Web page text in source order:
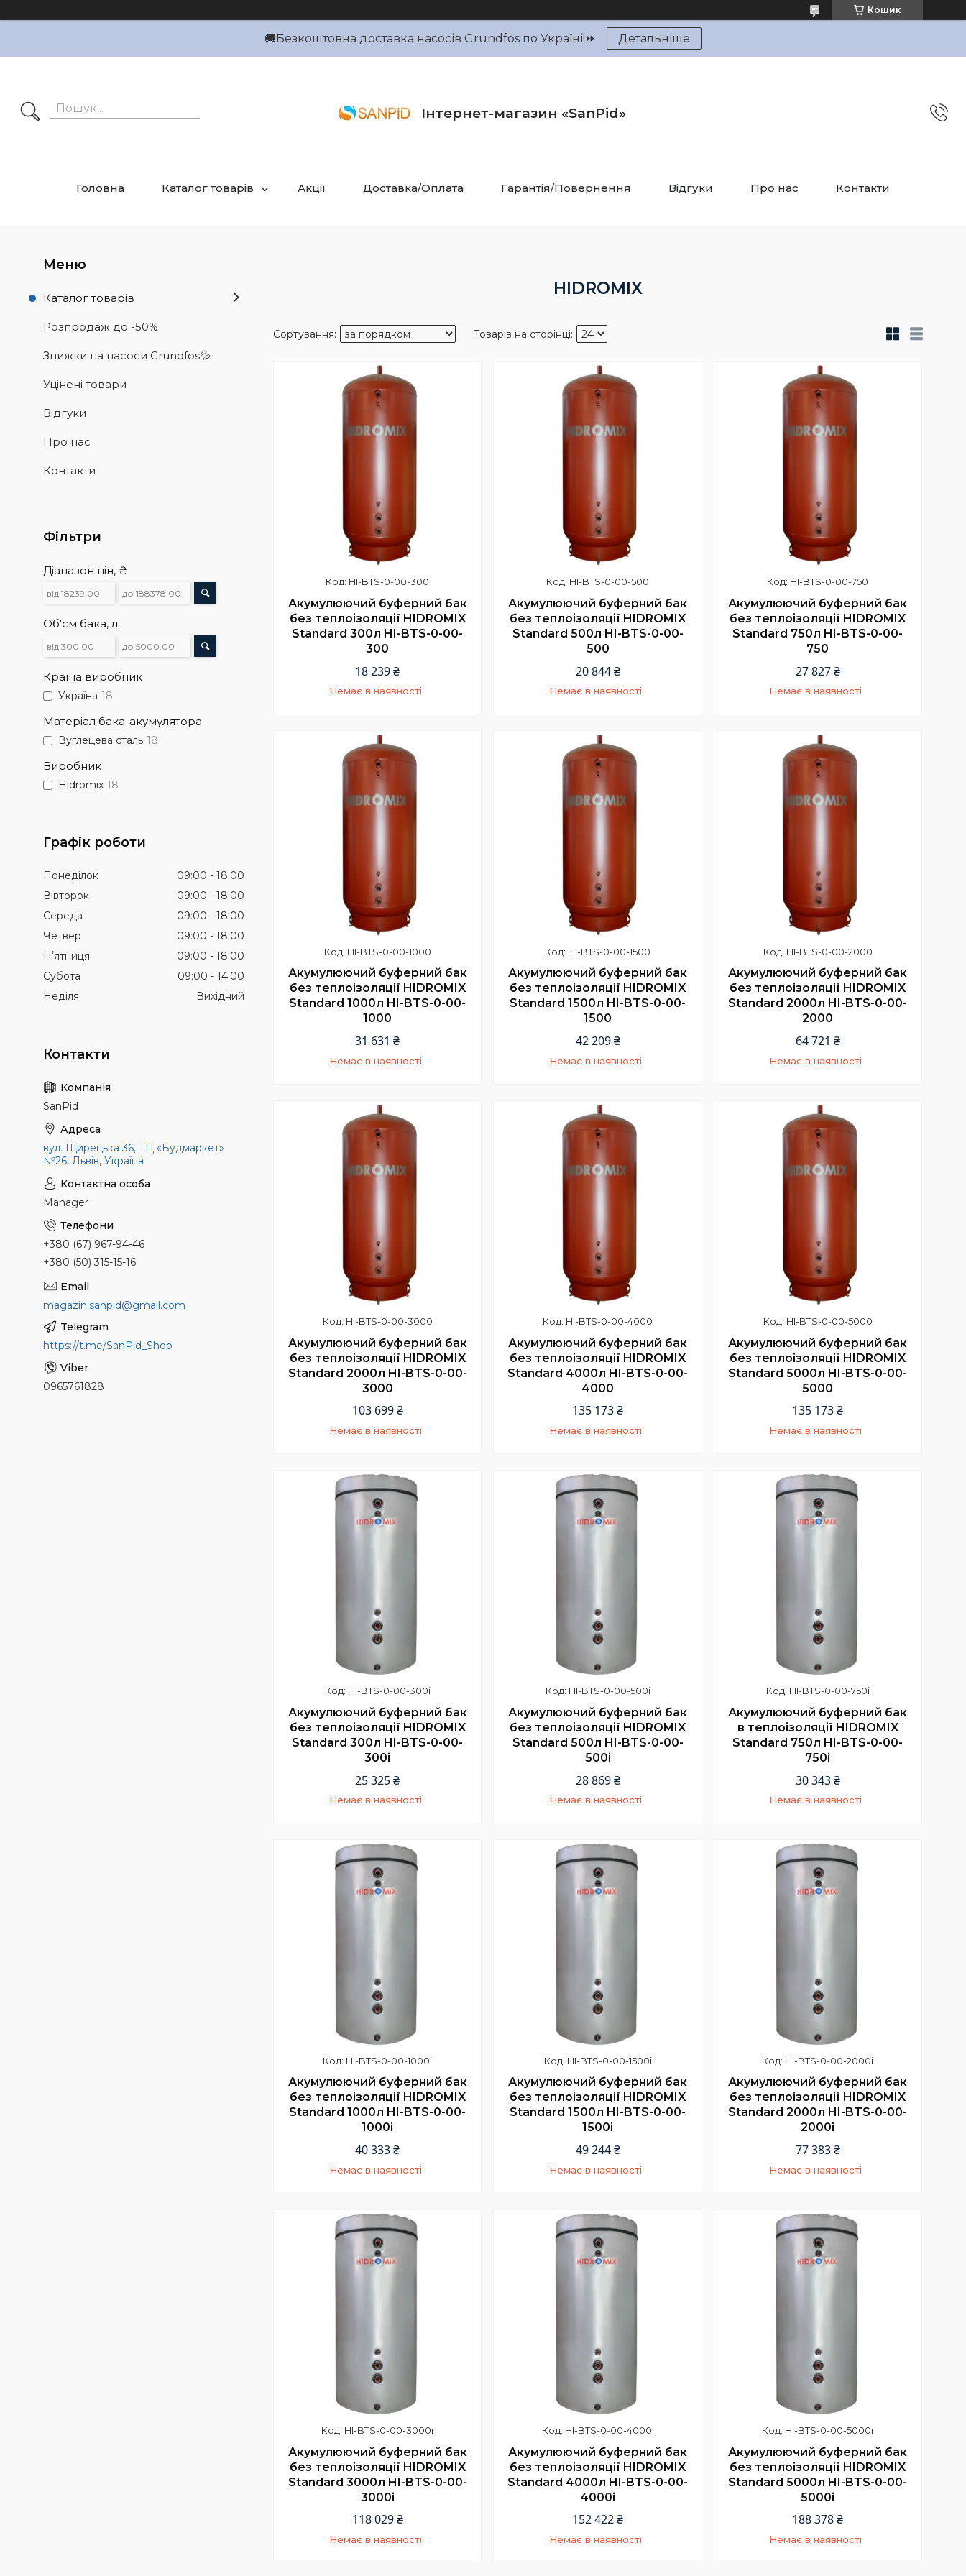
Кошик
🚚Безкоштовна доставка насосів Grundfos по Україні!⏩ Детальніше
Інтернет-магазин «SanPid»
Головна Каталог товарів Акції Доставка/Оплата Гарантія/Повернення Відгуки Про нас Контакти
HIDROMIX
HI-BTS-0-00-300
Акумулюючий буферний бак
без теплоізоляції HIDROMIX
Standard 300л HI-BTS-0-00-
300
18 239 ₴
Немає в наявності
+380 (67) 967-94-46
HI-BTS-0-00-500
Акумулюючий буферний бак
без теплоізоляції HIDROMIX
Standard 500л HI-BTS-0-00-
500
20 844 ₴
Немає в наявності
+380 (67) 967-94-46
HI-BTS-0-00-750
Акумулюючий буферний бак
без теплоізоляції HIDROMIX
Standard 750л HI-BTS-0-00-
750
27 827 ₴
Немає в наявності
+380 (67) 967-94-46
HI-BTS-0-00-1000
Акумулюючий буферний бак
без теплоізоляції HIDROMIX
Standard 1000л HI-BTS-0-00-
1000
31 631 ₴
Немає в наявності
+380 (67) 967-94-46
HI-BTS-0-00-1500
Акумулюючий буферний бак
без теплоізоляції HIDROMIX
Standard 1500л HI-BTS-0-00-
1500
42 209 ₴
Немає в наявності
+380 (67) 967-94-46
HI-BTS-0-00-2000
Акумулюючий буферний бак
без теплоізоляції HIDROMIX
Standard 2000л HI-BTS-0-00-
2000
64 721 ₴
Немає в наявності
+380 (67) 967-94-46
HI-BTS-0-00-3000
Акумулюючий буферний бак
без теплоізоляції HIDROMIX
Standard 2000л HI-BTS-0-00-
3000
103 699 ₴
Немає в наявності
+380 (67) 967-94-46
HI-BTS-0-00-4000
Акумулюючий буферний бак
без теплоізоляції HIDROMIX
Standard 4000л HI-BTS-0-00-
4000
135 173 ₴
Немає в наявності
+380 (67) 967-94-46
HI-BTS-0-00-5000
Акумулюючий буферний бак
без теплоізоляції HIDROMIX
Standard 5000л HI-BTS-0-00-
5000
135 173 ₴
Немає в наявності
+380 (67) 967-94-46
HI-BTS-0-00-300i
Акумулюючий буферний бак
без теплоізоляції HIDROMIX
Standard 300л HI-BTS-0-00-
300i
25 325 ₴
Немає в наявності
+380 (67) 967-94-46
HI-BTS-0-00-500i
Акумулюючий буферний бак
без теплоізоляції HIDROMIX
Standard 500л HI-BTS-0-00-
500i
28 869 ₴
Немає в наявності
+380 (67) 967-94-46
HI-BTS-0-00-750i
Акумулюючий буферний бак
в теплоізоляції HIDROMIX
Standard 750л HI-BTS-0-00-
750i
30 343 ₴
Немає в наявності
+380 (67) 967-94-46
HI-BTS-0-00-1000i
Акумулюючий буферний бак
без теплоізоляції HIDROMIX
Standard 1000л HI-BTS-0-00-
1000i
40 333 ₴
Немає в наявності
+380 (67) 967-94-46
HI-BTS-0-00-1500i
Акумулюючий буферний бак
без теплоізоляції HIDROMIX
Standard 1500л HI-BTS-0-00-
1500i
49 244 ₴
Немає в наявності
+380 (67) 967-94-46
HI-BTS-0-00-2000i
Акумулюючий буферний бак
без теплоізоляції HIDROMIX
Standard 2000л HI-BTS-0-00-
2000i
77 383 ₴
Немає в наявності
+380 (67) 967-94-46
HI-BTS-0-00-3000i
Акумулюючий буферний бак
без теплоізоляції HIDROMIX
Standard 3000л HI-BTS-0-00-
3000i
118 029 ₴
Немає в наявності
HI-BTS-0-00-4000i
Акумулюючий буферний бак
без теплоізоляції HIDROMIX
Standard 4000л HI-BTS-0-00-
4000i
152 422 ₴
Немає в наявності
HI-BTS-0-00-5000i
Акумулюючий буферний бак
без теплоізоляції HIDROMIX
Standard 5000л HI-BTS-0-00-
5000i
188 378 ₴
Немає в наявності
Каталог товарів
Розпродаж до -50%
Знижки на насоси Grundfos💦
Уцінені товари
Відгуки
Про нас
Контакти
Фільтри
Діапазон цін, ₴
Об'єм бака, л
Країна виробник
Україна 18
Матеріал бака-акумулятора
Вуглецева сталь 18
Виробник
Hidromix 18
Графік роботи
Понеділок 09:00
18:00
Вівторок
09:00
18:00
Середа
09:00
18:00
Четвер
09:00
18:00
Пʼятниця
09:00
18:00
Субота
09:00
14:00
Неділя
Вихідний
SanPid
вул. Щирецька 36, ТЦ «Будмаркет»
№26, Львів, Україна
Manager
+380 (67) 967-94-46
+380 (50) 315-15-16
magazin.sanpid@gmail.com
https://t.me/SanPid_Shop
0965761828